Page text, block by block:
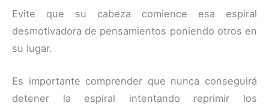
Evite que su cabeza comience esa espiral
desmotivadora de pensamientos poniendo otros en
su lugar.
Es importante comprender que nunca conseguirá
detener la espiral intentando reprimir los